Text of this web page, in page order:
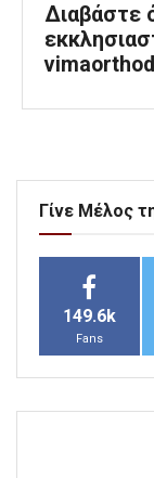
Διαβάστε
Γίνε Μέλος
149.6k
Fans